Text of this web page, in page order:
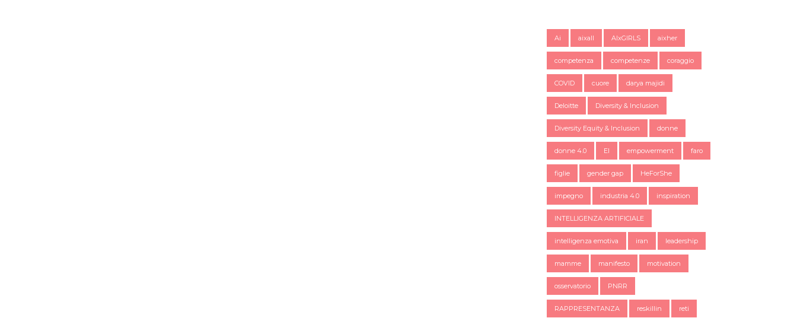
Ai aixall AIxGIRLS aixher
competenza competenze coraggio
COVID cuore darya majidi
Deloitte Diversity & Inclusion
Diversity Equity & Inclusion donne
donne 4.0 EI empowerment faro
figlie gender gap HeForShe
impegno industria 4.0 inspiration
INTELLIGENZA ARTIFICIALE
intelligenza emotiva iran leadership
mamme manifesto motivation
osservatorio PNRR
RAPPRESENTANZA reskillin reti